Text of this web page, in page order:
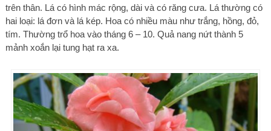
trên thân. Lá có hình mác rộng, dài và có răng cưa. Lá thường có
hai loại: lá đơn và lá kép. Hoa có nhiều màu như trắng, hồng, đỏ,
tím. Thường trổ hoa vào tháng 6 – 10. Quả nang nứt thành 5
mảnh xoắn lại tung hạt ra xa.